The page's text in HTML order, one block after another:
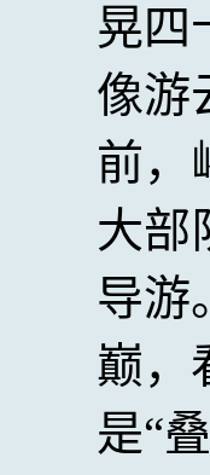
晃四
像游
前，
大部
导游
巅，
是“